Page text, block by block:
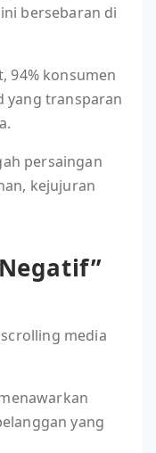
bersebaran di
94% konsumen
yang transparan
persaingan
kejujuran
media
yang